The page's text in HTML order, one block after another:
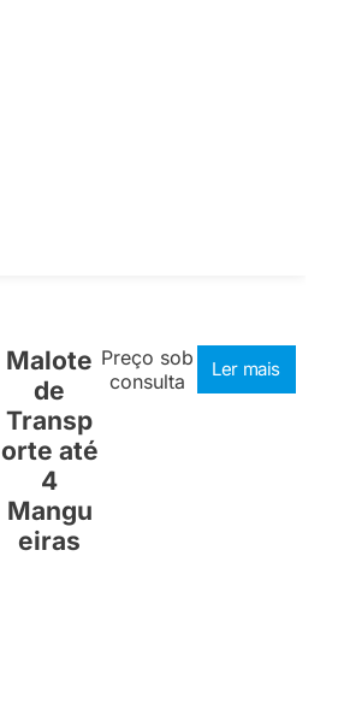
Malote
de
Transp
orte até
4
Mangu
eiras
Preço sob
consulta
Ler mais